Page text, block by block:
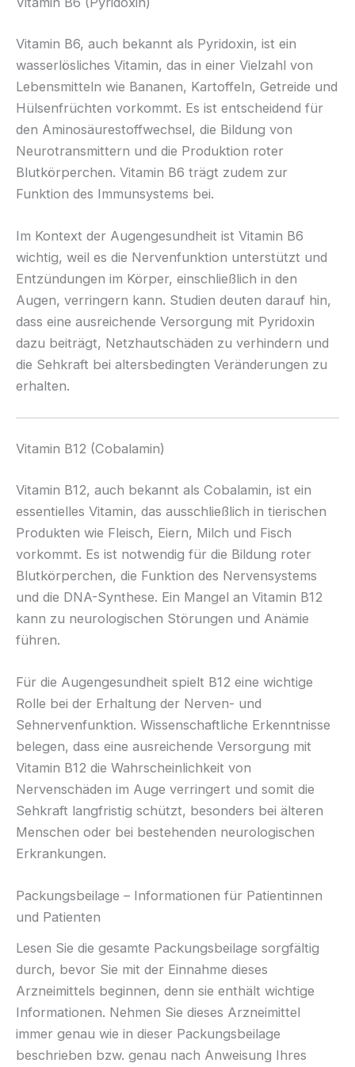
Vitamin B6, auch bekannt als Pyridoxin, ist ein
wasserlösliches Vitamin, das in einer Vielzahl von
Lebensmitteln wie Bananen, Kartoffeln, Getreide und
Hülsenfrüchten vorkommt. Es ist entscheidend für
den Aminosäurestoffwechsel, die Bildung von
Neurotransmittern und die Produktion roter
Blutkörperchen. Vitamin B6 trägt zudem zur
Funktion des Immunsystems bei.
Im Kontext der Augengesundheit ist Vitamin B6
wichtig, weil es die Nervenfunktion unterstützt und
Entzündungen im Körper, einschließlich in den
Augen, verringern kann. Studien deuten darauf hin,
dass eine ausreichende Versorgung mit Pyridoxin
dazu beiträgt, Netzhautschäden zu verhindern und
die Sehkraft bei altersbedingten Veränderungen zu
erhalten.
Vitamin B12 (Cobalamin)
Vitamin B12, auch bekannt als Cobalamin, ist ein
essentielles Vitamin, das ausschließlich in tierischen
Produkten wie Fleisch, Eiern, Milch und Fisch
vorkommt. Es ist notwendig für die Bildung roter
Blutkörperchen, die Funktion des Nervensystems
und die DNA-Synthese. Ein Mangel an Vitamin B12
kann zu neurologischen Störungen und Anämie
führen.
Für die Augengesundheit spielt B12 eine wichtige
Rolle bei der Erhaltung der Nerven- und
Sehnervenfunktion. Wissenschaftliche Erkenntnisse
belegen, dass eine ausreichende Versorgung mit
Vitamin B12 die Wahrscheinlichkeit von
Nervenschäden im Auge verringert und somit die
Sehkraft langfristig schützt, besonders bei älteren
Menschen oder bei bestehenden neurologischen
Erkrankungen.
Packungsbeilage – Informationen für Patientinnen
und Patienten
Lesen Sie die gesamte Packungsbeilage sorgfältig
durch, bevor Sie mit der Einnahme dieses
Arzneimittels beginnen, denn sie enthält wichtige
Informationen. Nehmen Sie dieses Arzneimittel
immer genau wie in dieser Packungsbeilage
beschrieben bzw. genau nach Anweisung Ihres